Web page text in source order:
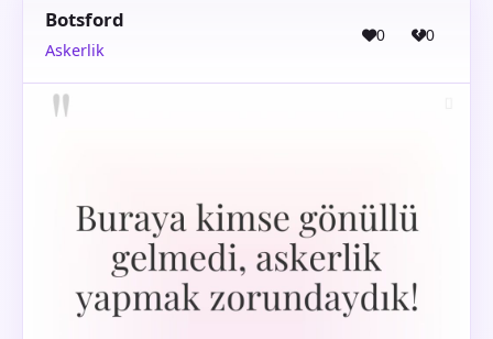
Botsford
Askerlik
0 0